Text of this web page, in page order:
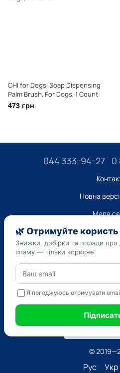
CHI for Dogs, Soap Dispensing
Palm Brush, For Dogs, 1 Count
473 грн
044 333-94-27 0
Повна
Мапа
ТОВ “ДО
Код ЄДРПОУ
Дата
Наведена на сайті dobavki.ua
Ознайомчий характер. Не
діагностики та лікування.
САМОЛІКУВАННЯ МОЖЕ
©
Рус Укр